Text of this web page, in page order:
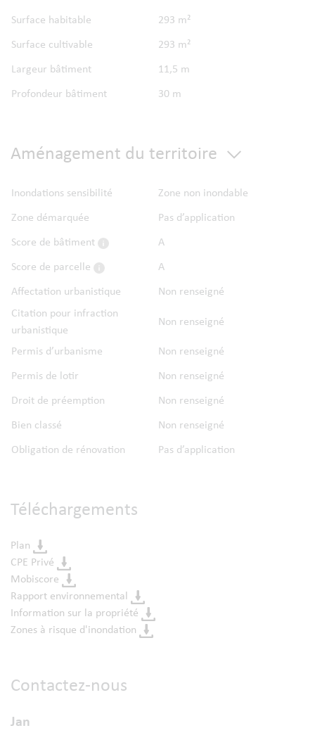
Surface habitable
293 m²
Surface cultivable
293 m²
Largeur bâtiment
11,5 m
Profondeur bâtiment
30 m
Aménagement du territoire
Inondations sensibilité
Zone non inondable
Zone démarquée
Pas d’application
Score de bâtiment
A
Score de parcelle
A
Affectation urbanistique
Non renseigné
Citation pour infraction
urbanistique
Non renseigné
Permis d’urbanisme
Non renseigné
Permis de lotir
Non renseigné
Droit de préemption
Non renseigné
Bien classé
Non renseigné
Obligation de rénovation
Pas d’application
Téléchargements
Plan
CPE Privé
Mobiscore
Rapport environnemental
Information sur la propriété
Zones à risque d'inondation
Contactez-nous
Jan